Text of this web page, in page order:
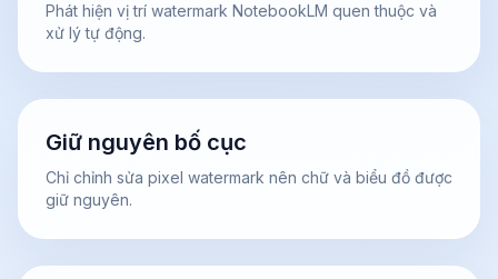
Phát hiện vị trí watermark NotebookLM quen thuộc và
xử lý tự động.
Giữ nguyên bố cục
Chỉ chỉnh sửa pixel watermark nên chữ và biểu đồ được
giữ nguyên.